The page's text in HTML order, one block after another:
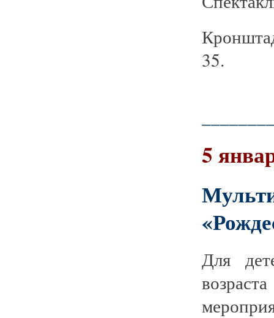
35.
5
Для